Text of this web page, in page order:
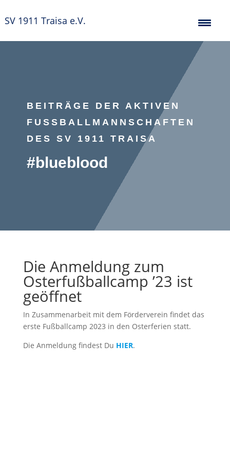
SV 1911 Traisa e.V.
BEITRÄGE DER AKTIVEN
FUSSBALLMANNSCHAFTEN D
ES SV 1911 TRAISA
#blueblood
Die Anmeldung zum
Osterfußballcamp ’23 ist
geöffnet
In Zusammenarbeit mit dem Förderverein findet das
erste Fußballcamp 2023 in den Osterferien statt.
Die Anmeldung findest Du HIER.